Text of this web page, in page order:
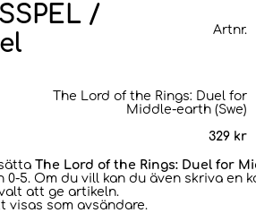
/
Artnr.
The Lord of the Rings: Duel for
Middle-earth (Swe)
329 kr
The Lord of the Rings: Duel for
0-5. Om du vill kan du även skriva en
att ge artikeln.
visas som avsändare.